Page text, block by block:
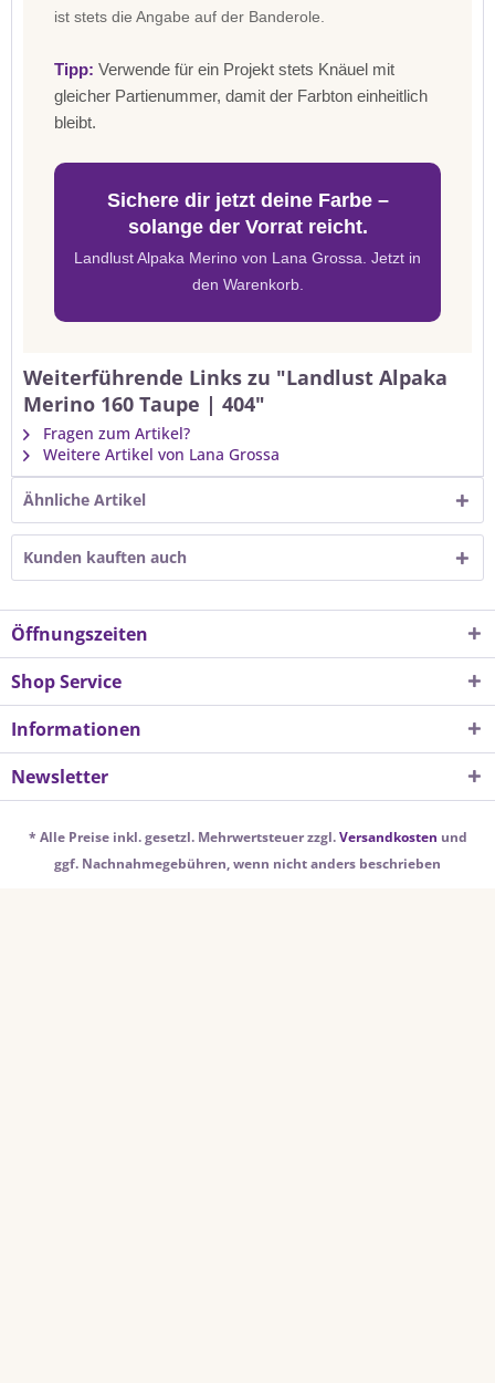
ist stets die Angabe auf der Banderole.
Tipp: Verwende für ein Projekt stets Knäuel mit
gleicher Partienummer, damit der Farbton einheitlich
bleibt.
Sichere dir jetzt deine Farbe –
solange der Vorrat reicht.
Landlust Alpaka Merino von Lana Grossa. Jetzt in
den Warenkorb.
Weiterführende Links zu "Landlust Alpaka
Merino 160 Taupe | 404"
Fragen zum Artikel?
Weitere Artikel von Lana Grossa
Ähnliche Artikel
Kunden kauften auch
Öffnungszeiten
Shop Service
Informationen
Newsletter
* Alle Preise inkl. gesetzl. Mehrwertsteuer zzgl.Versandkosten und
ggf. Nachnahmegebühren, wenn nicht anders beschrieben